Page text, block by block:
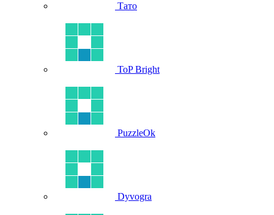
Тато
ToP Bright
PuzzleOk
Dyvogra